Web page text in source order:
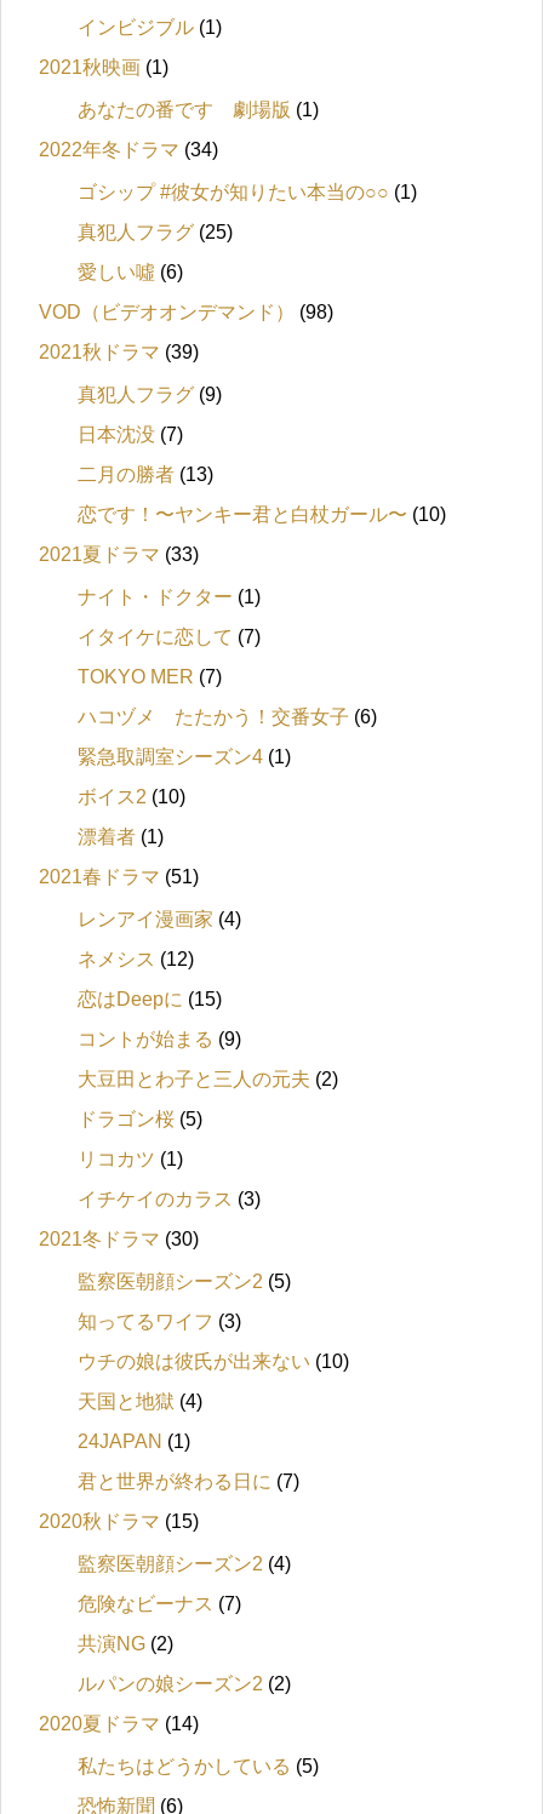
インビジブル (1)
2021秋映画 (1)
あなたの番です 劇場版 (1)
2022年冬ドラマ (34)
ゴシップ #彼女が知りたい本当の○○ (1)
真犯人フラグ (25)
愛しい噓 (6)
VOD（ビデオオンデマンド）
(98)
2021秋ドラマ (39)
真犯人フラグ (9)
日本沈没 (7)
二月の勝者 (13)
恋です！〜ヤンキー君と白杖ガール〜 (10)
2021夏ドラマ (33)
ナイト・ドクター (1)
イタイケに恋して (7)
TOKYO MER (7)
ハコヅメ たたかう！交番女子 (6)
緊急取調室シーズン4 (1)
ボイス2 (10)
漂着者 (1)
2021春ドラマ (51)
レンアイ漫画家 (4)
ネメシス (12)
恋はDeepに (15)
コントが始まる (9)
大豆田とわ子と三人の元夫 (2)
ドラゴン桜 (5)
リコカツ (1)
イチケイのカラス (3)
2021冬ドラマ (30)
監察医朝顔シーズン2 (5)
知ってるワイフ (3)
ウチの娘は彼氏が出来ない (10)
天国と地獄 (4)
24JAPAN (1)
君と世界が終わる日に (7)
2020秋ドラマ (15)
監察医朝顔シーズン2 (4)
危険なビーナス (7)
共演NG (2)
ルパンの娘シーズン2 (2)
2020夏ドラマ (14)
私たちはどうかしている (5)
恐怖新聞 (6)